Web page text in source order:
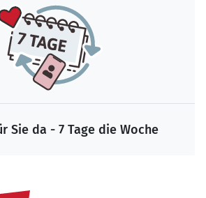
Sie da - 7 Tage die Woche